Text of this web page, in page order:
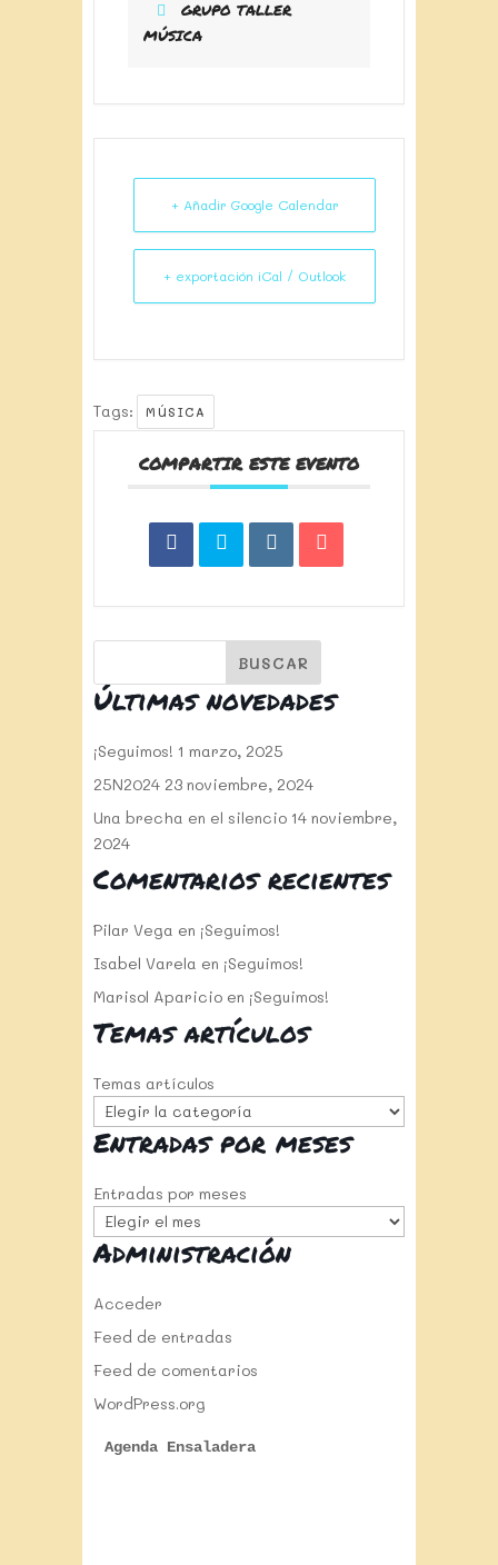
GRUPO TALLER
MÚSICA
+ Añadir Google Calendar
+ exportación iCal / Outlook
Tags: MÚSICA
COMPARTIR ESTE EVENTO
Últimas novedades
¡Seguimos! 1 marzo, 2025
25N2024 23 noviembre, 2024
Una brecha en el silencio 14 noviembre,
2024
Comentarios recientes
Pilar Vega en ¡Seguimos!
Isabel Varela en ¡Seguimos!
Marisol Aparicio en ¡Seguimos!
Temas artículos
Temas artículos
Entradas por meses
Entradas por meses
Administración
Acceder
Feed de entradas
Feed de comentarios
WordPress.org
Agenda Ensaladera